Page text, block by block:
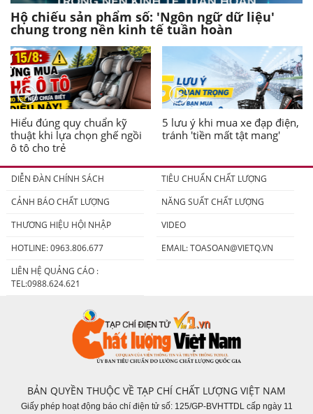
Hộ chiếu sản phẩm số: 'Ngôn ngữ dữ liệu'
chung trong nền kinh tế tuần hoàn
Hiểu đúng quy chuẩn kỹ
thuật khi lựa chọn ghế ngồi
ô tô cho trẻ
5 lưu ý khi mua xe đạp điện,
tránh 'tiền mất tật mang'
DIỄN ĐÀN CHÍNH SÁCH
TIÊU CHUẨN CHẤT LƯỢNG
CẢNH BÁO CHẤT LƯỢNG
NĂNG SUẤT CHẤT LƯỢNG
THƯƠNG HIỆU HỘI NHẬP
VIDEO
HOTLINE: 0963.806.677
EMAIL:TOASOAN@VIETQ.VN
LIÊN HỆ QUẢNG CÁO :
TEL:0988.624.621
BẢN QUYỀN THUỘC VỀ TẠP CHÍ CHẤT LƯỢNG VIỆT NAM
Giấy phép hoạt động báo chí điện tử số: 125/GP-BVHTTDL cấp ngày 11